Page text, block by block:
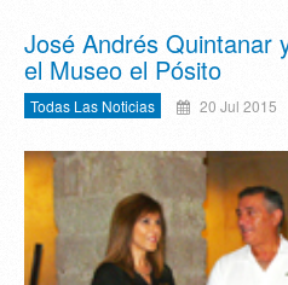
José Andrés Quintanar
el Museo el Pósito
Todas Las Noticias 20 Jul 2015